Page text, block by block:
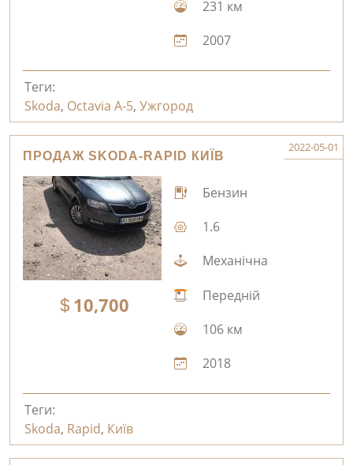
231 км
2007
Теги:
Skoda, Octavia A-5, Ужгород
ПРОДАЖ SKODA-RAPID КИЇВ
2022-05-01
10,700
Бензин
1.6
Механічна
Передній
106 км
2018
Теги:
Skoda, Rapid, Київ